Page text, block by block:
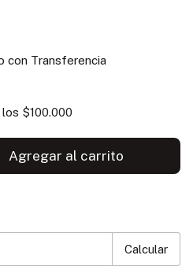
con Transferencia
los $100.000
Calcular